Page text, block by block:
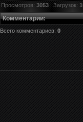
Просмотров:3053| Загрузок:
Комментарии:
Всего комментариев: 0